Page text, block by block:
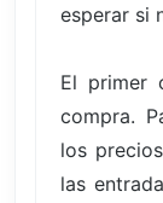
esperar si
El primer
compra.
los
las